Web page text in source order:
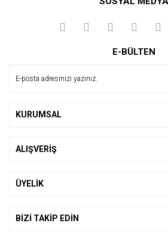
E-BÜLTEN
KURUMSAL
ALIŞVERİŞ
ÜYELİK
BİZİ TAKİP EDİN